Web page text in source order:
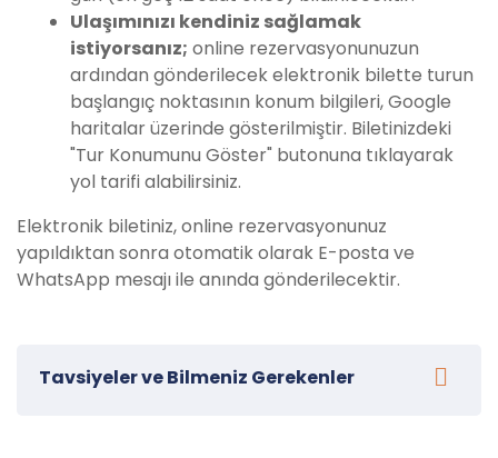
Ulaşımınızı kendiniz sağlamak
istiyorsanız; online rezervasyonunuzun
ardından gönderilecek elektronik bilette turun
başlangıç noktasının konum bilgileri, Google
haritalar üzerinde gösterilmiştir. Biletinizdeki
"Tur Konumunu Göster" butonuna tıklayarak
yol tarifi alabilirsiniz.
Elektronik biletiniz, online rezervasyonunuz
yapıldıktan sonra otomatik olarak E-posta ve
WhatsApp mesajı ile anında gönderilecektir.
Tavsiyeler ve Bilmeniz Gerekenler